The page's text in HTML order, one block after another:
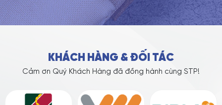
KHÁCH HÀNG & ĐỐI TÁC
Cảm ơn Quý Khách Hàng đã đồng hành cùng STP!